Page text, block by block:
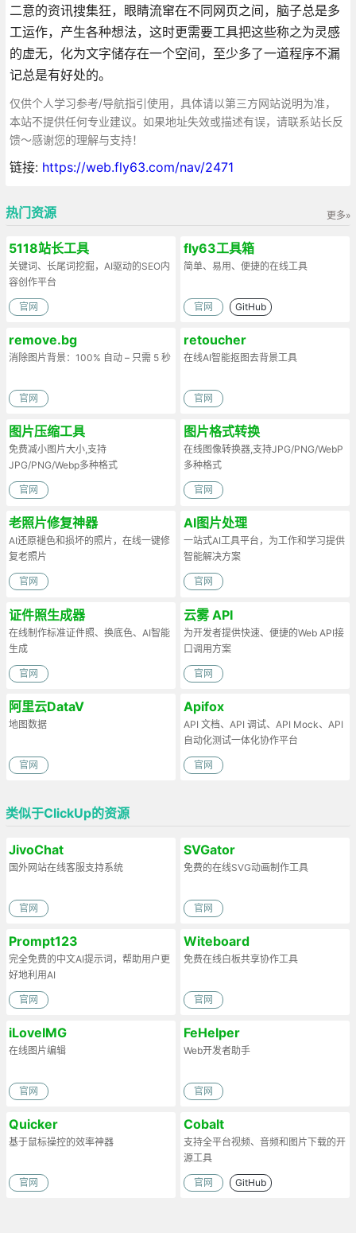
二意的资讯搜集狂，眼睛流窜在不同网页之间，脑子总是多
工运作，产生各种想法，这时更需要工具把这些称之为灵感
的虚无，化为文字储存在一个空间，至少多了一道程序不漏
记总是有好处的。
仅供个人学习参考/导航指引使用，具体请以第三方网站说明为准，
本站不提供任何专业建议。如果地址失效或描述有误，请联系站长反
馈～感谢您的理解与支持！
链接: https://web.fly63.com/nav/2471
更多»
热门资源
5118站长工具
关键词、长尾词挖掘，AI驱动的SEO内
容创作平台
官网
fly63工具箱
简单、易用、便捷的在线工具
官网 GitHub
remove.bg
消除图片背景：100% 自动 – 只需 5 秒
官网
retoucher
在线AI智能抠图去背景工具
官网
图片压缩工具
免费减小图片大小,支持
JPG/PNG/Webp多种格式
官网
图片格式转换
在线图像转换器,支持JPG/PNG/WebP
多种格式
官网
老照片修复神器
AI还原褪色和损坏的照片，在线一键修
复老照片
官网
AI图片处理
一站式AI工具平台，为工作和学习提供
智能解决方案
官网
证件照生成器
在线制作标准证件照、换底色、AI智能
生成
官网
云雾 API
为开发者提供快速、便捷的Web API接
口调用方案
官网
阿里云DataV
地图数据
官网
Apifox
API 文档、API 调试、API Mock、API
自动化测试一体化协作平台
官网
类似于ClickUp的资源
JivoChat
国外网站在线客服支持系统
官网
SVGator
免费的在线SVG动画制作工具
官网
Prompt123
完全免费的中文AI提示词，帮助用户更
好地利用AI
官网
Witeboard
免费在线白板共享协作工具
官网
iLoveIMG
在线图片编辑
官网
FeHelper
Web开发者助手
官网
Quicker
基于鼠标操控的效率神器
官网
Cobalt
支持全平台视频、音频和图片下载的开
源工具
官网 GitHub